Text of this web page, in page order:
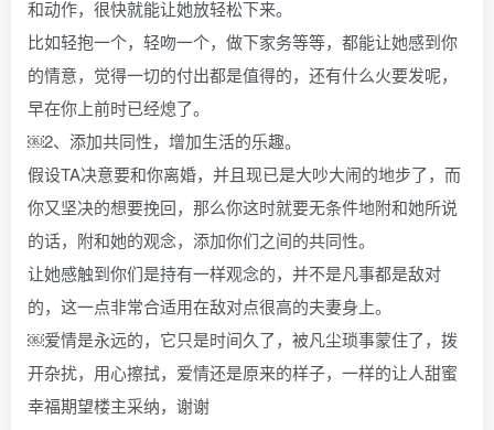
和动作，很快就能让她放轻松下来。
比如轻抱一个，轻吻一个，做下家务等等，都能让她感到你
的情意，觉得一切的付出都是值得的，还有什么火要发呢，
早在你上前时已经熄了。
￼2、添加共同性，增加生活的乐趣。
假设TA决意要和你离婚，并且现已是大吵大闹的地步了，而
你又坚决的想要挽回，那么你这时就要无条件地附和她所说
的话，附和她的观念，添加你们之间的共同性。
让她感触到你们是持有一样观念的，并不是凡事都是敌对
的，这一点非常合适用在敌对点很高的夫妻身上。
￼爱情是永远的，它只是时间久了，被凡尘琐事蒙住了，拨
开杂扰，用心擦拭，爱情还是原来的样子，一样的让人甜蜜
幸福期望楼主采纳，谢谢